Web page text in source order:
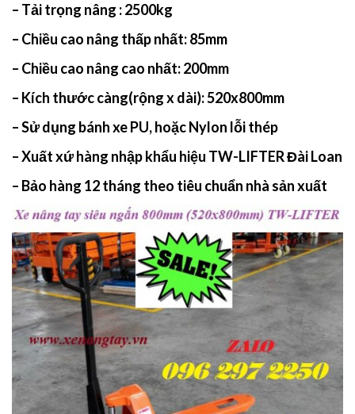
– Tải trọng nâng : 2500kg
– Chiều cao nâng thấp nhất: 85mm
– Chiều cao nâng cao nhất: 200mm
– Kích thước càng(rộng x dài):520x800mm
– Sử dụng bánh xe PU, hoặc Nylon lỗi thép
– Xuất xứ hàng nhập khẩu hiệu TW-LIFTER Đài Loan
– Bảo hàng 12 tháng theo tiêu chuẩn nhà sản xuất